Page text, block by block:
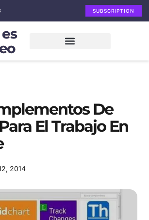
SUBSCRIPTION
De
El Trabajo En
2014